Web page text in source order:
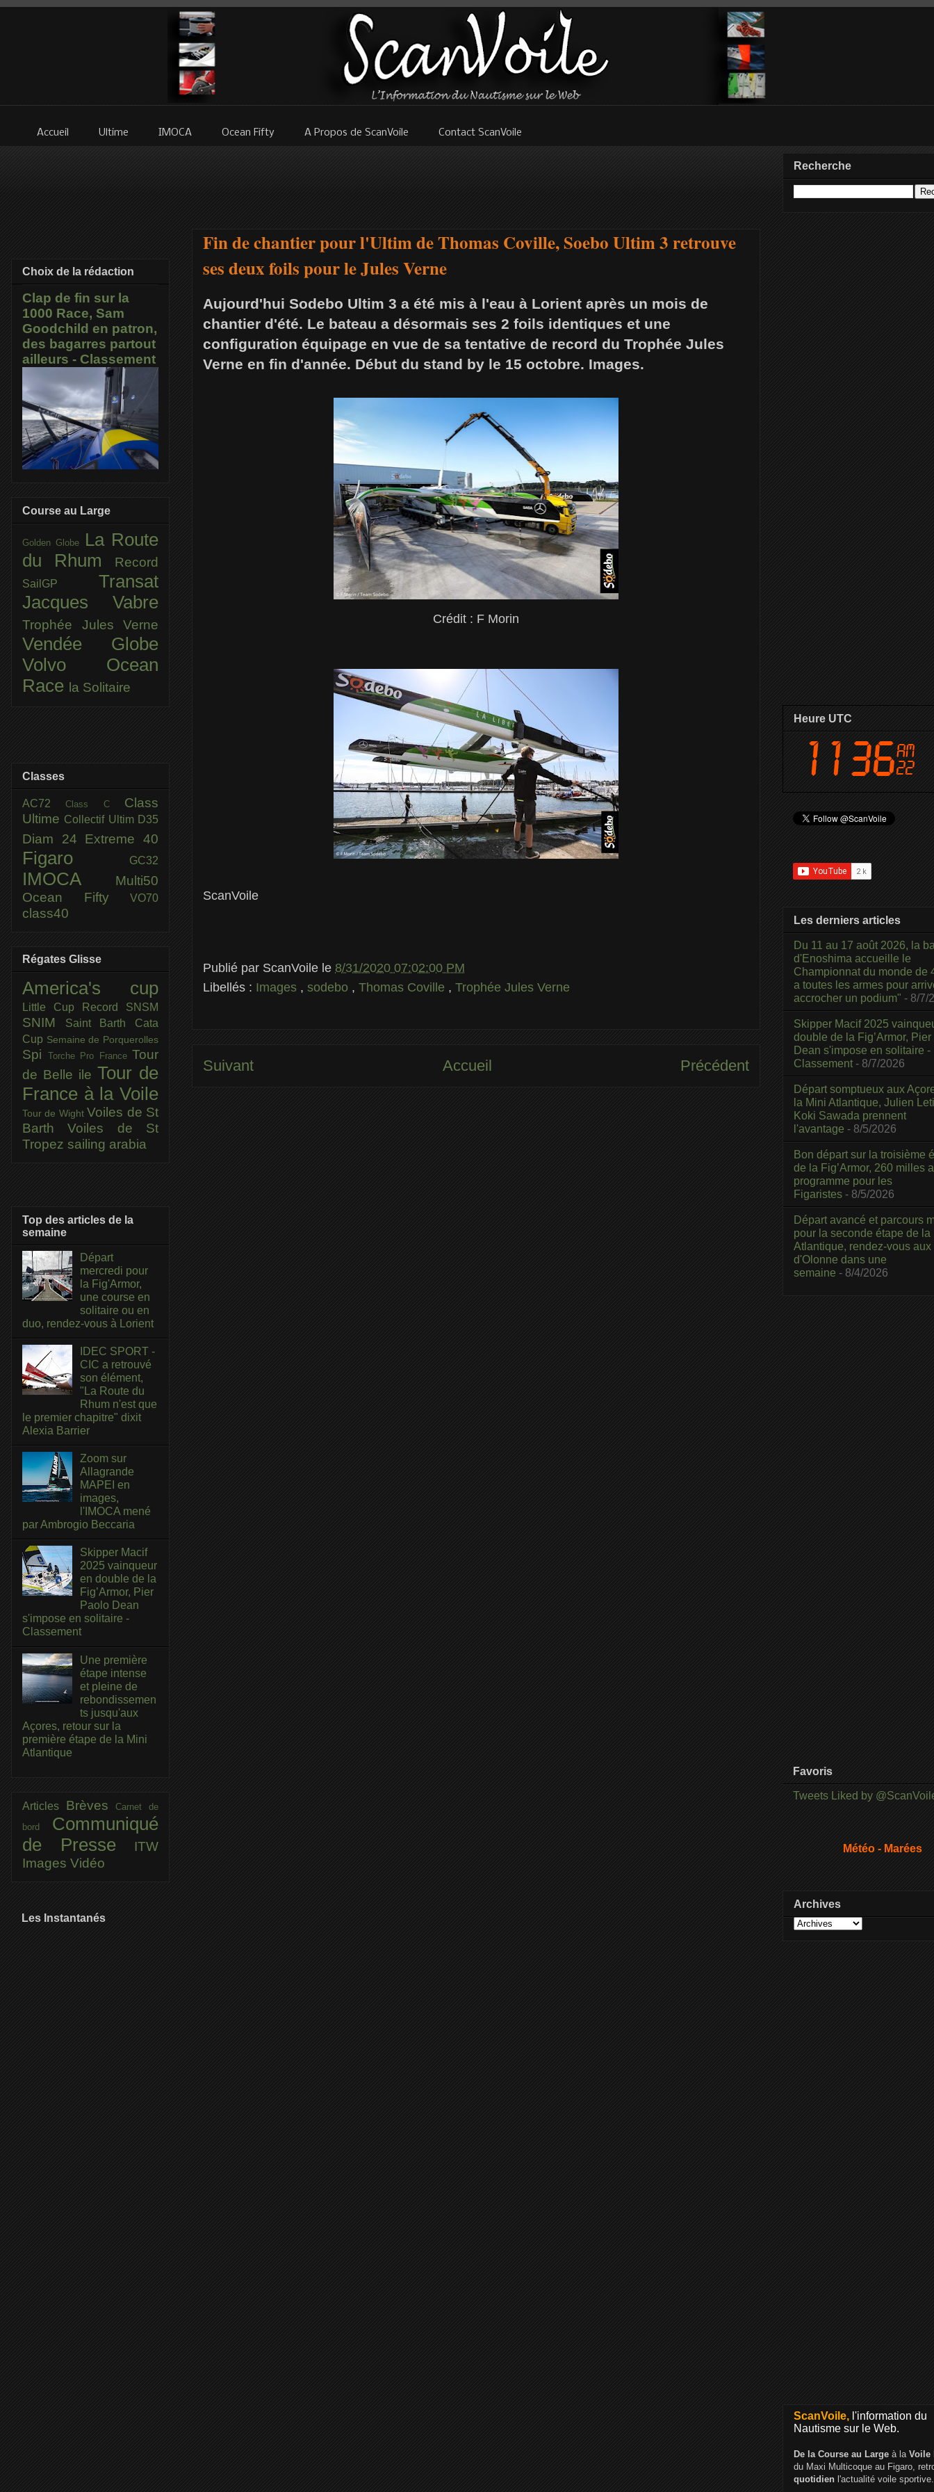
Accueil Ultime IMOCA Ocean Fifty A Propos de ScanVoile Contact ScanVoile
Fin de chantier pour l'Ultim de Thomas Coville, Soebo Ultim 3 retrouve
ses deux foils pour le Jules Verne
Aujourd'hui Sodebo Ultim 3 a été mis à l'eau à Lorient après un mois de
chantier d'été. Le bateau a désormais ses 2 foils identiques et une
configuration équipage en vue de sa tentative de record du Trophée Jules
Verne en fin d'année. Début du stand by le 15 octobre. Images.
Crédit : F Morin
ScanVoile
Publié par ScanVoile le 8/31/2020 07:02:00 PM
Libellés : Images , sodebo , Thomas Coville , Trophée Jules Verne
Suivant Précédent
Accueil
Choix de la rédaction
Clap de fin sur la
1000 Race, Sam
Goodchild en patron,
des bagarres partout
ailleurs - Classement
Course au Large
Golden Globe
La Route
du Rhum
Record
SailGP Transat
Jacques Vabre
Trophée Jules Verne
Vendée Globe
Volvo Ocean
Race la Solitaire
Classes
AC72Class C Class
Ultime Collectif Ultim D35
Diam 24 Extreme 40
Figaro GC32
IMOCA
Multi50
Ocean Fifty
VO70
class40
Régates Glisse
America's cup
Little Cup Record SNSM
SNIM
Saint Barth Cata
Cup Semaine de Porquerolles
Spi Torche Pro France Tour
de Belle ile Tour de
France à la Voile
Tour de Wight Voiles de St
BarthVoiles de St
Tropez sailing arabia
Top des articles de la
semaine
Départ
mercredi pour
la Fig'Armor,
une course en
solitaire ou en
duo, rendez-vous à Lorient
IDEC SPORT -
CIC a retrouvé
son élément,
"La Route du
Rhum n'est que
le premier chapitre" dixit
Alexia Barrier
Zoom sur
Allagrande
MAPEI en
images,
l'IMOCA mené
par Ambrogio Beccaria
Skipper Macif
2025 vainqueur
en double de la
Fig’Armor, Pier
Paolo Dean
s'impose en solitaire -
Classement
Une première
étape intense
et pleine de
rebondissemen
ts jusqu'aux
Açores, retour sur la
première étape de la Mini
Atlantique
Articles BrèvesCarnet de
bord Communiqué
de Presse
ITW
Images Vidéo
Les Instantanés
Recherche
Heure UTC
Les derniers articles
Du 11 au 17 août 2026, la
d'Enoshima accueille le
Championnat du monde de
a toutes les armes pour
accrocher un podium" - 8/7/
Skipper Macif 2025
double de la Fig’Armor,
Dean s'impose en solitaire -
Classement - 8/7/2026
Départ somptueux aux
la Mini Atlantique, Julien
Koki Sawada prennent
l'avantage - 8/5/2026
Bon départ sur la troisième
de la Fig’Armor, 260 milles
programme pour les
Figaristes - 8/5/2026
Départ avancé et parcours
pour la seconde étape de la
Atlantique, rendez-vous
d'Olonne dans une
semaine - 8/4/2026
Favoris
Tweets Liked by
Météo - Marées
Archives
ScanVoile, l'information du
Nautisme sur le Web.
De la Course au Large à la Voile
du Maxi Multicoque au Figaro,
quotidien l'actualité voile sportive.